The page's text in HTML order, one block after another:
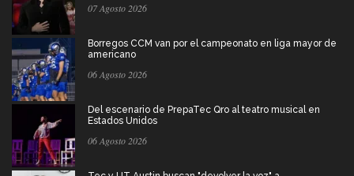
07 Agosto 2026
Borregos CCM van por el campeonato en liga mayor de
americano
06 Agosto 2026
Del escenario de PrepaTec Qro al teatro musical en
Estados Unidos
06 Agosto 2026